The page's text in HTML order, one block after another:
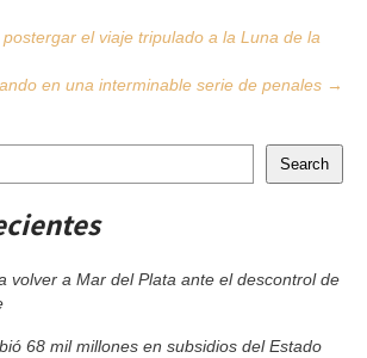
el viaje tripulado a la Luna de la
en una interminable serie de penales →
Search
volver a Mar del Plata ante el descontrol de
68 mil millones en subsidios del Estado